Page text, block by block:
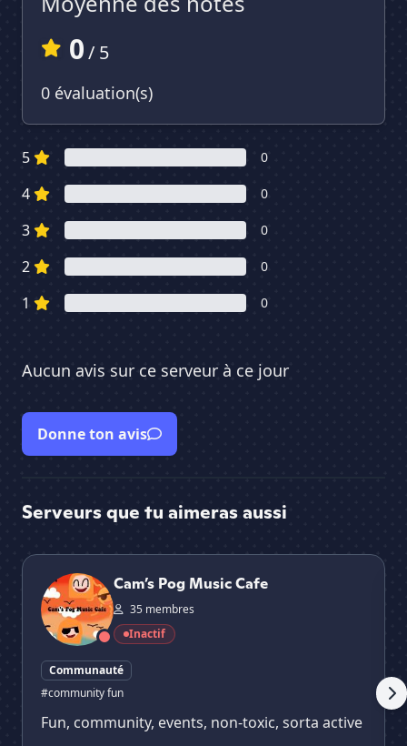
0/ 5
0 évaluation(s)
5 0
4 0
3 0
2 0
1 0
Aucun avis sur ce serveur à ce jour
Donne ton avis
Serveurs que tu aimeras aussi
Cam’s Pog Music Cafe
Cam’s Pog Music Cafe
35 membres
Inactif
Communauté
#community fun
Fun, community, events, non-toxic, sorta active